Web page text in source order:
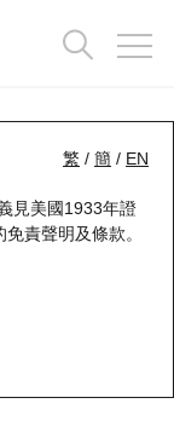
繁 / 簡 / EN
見美國1933年證
免責聲明及條款。